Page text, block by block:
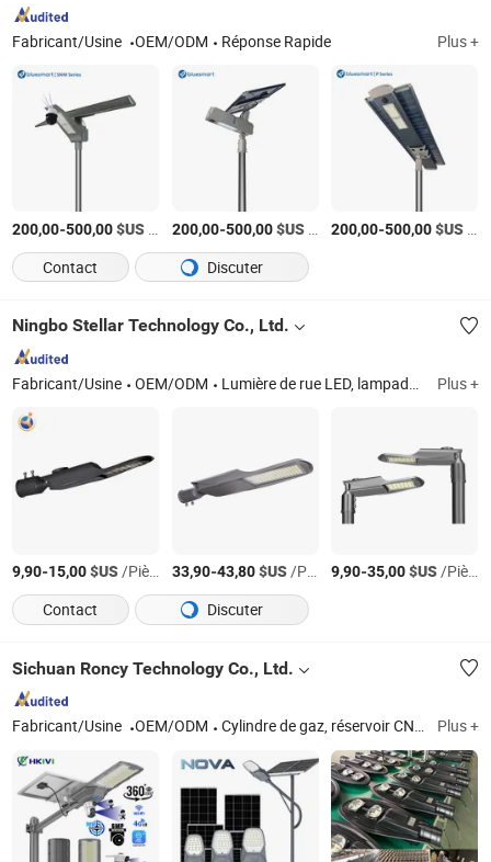
Fabricant/Usine OEM/ODM Réponse Rapide Plus +
200,00-500,00$US 200,00-500,00$US/Jeu 200,00-500,00$US
Contact
Discuter
Ningbo Stellar Technology Co., Ltd.
Fabricant/Usine OEM/ODM Lumière de rue LED, lampadaire, projecteur, lumière de projet, lampe de jardin, lumière de lavage de mur, lumière extérieure, produits d'emballage LED Plus +
9,90-15,00$US/Pièce 33,90-43,80$US/Pièce 9,90-35,00$US/Pièce
Contact
Discuter
Sichuan Roncy Technology Co., Ltd.
Fabricant/Usine OEM/ODM Cylindre de gaz, réservoir CNG LPG, cylindre de gaz, cylindre d'oxygène, vanne de gaz, vanne de remplissage, vanne de cylindre, vanne solénoïde, lampadaire solaire à LED, projecteur solaire à LED Plus +